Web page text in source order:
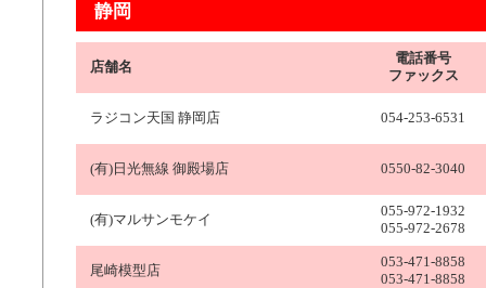
静岡
店舗名
電話番号
ファックス
ラジコン天国 静岡店 054-253-6531
(有)日光無線 御殿場店 0550-82-3040
(有)マルサンモケイ
055-972-1932
055-972-2678
尾崎模型店
053-471-8858
053-471-8858